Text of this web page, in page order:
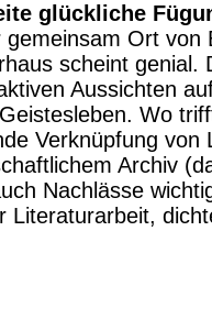
glückliche
gemeinsam Ort von
scheint genial.
Aussichten
Wo
Verknüpfung von
Archiv
Nachlässe
Literaturarbeit,